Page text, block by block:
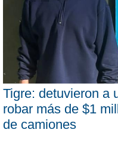
Tigre: detuvieron a
robar más de $1
de camiones